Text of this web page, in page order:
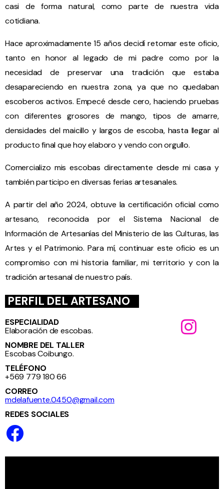
casi de forma natural, como parte de nuestra vida
cotidiana.
Hace aproximadamente 15 años decidí retomar este oficio,
tanto en honor al legado de mi padre como por la
necesidad de preservar una tradición que estaba
desapareciendo en nuestra zona, ya que no quedaban
escoberos activos. Empecé desde cero, haciendo pruebas
con diferentes grosores de mango, tipos de amarre,
densidades del maicillo y largos de escoba, hasta llegar al
producto final que hoy elaboro y vendo con orgullo.
Comercializo mis escobas directamente desde mi casa y
también participo en diversas ferias artesanales.
A partir del año 2024, obtuve la certificación oficial como
artesano, reconocida por el Sistema Nacional de
Información de Artesanías del Ministerio de las Culturas, las
Artes y el Patrimonio. Para mí, continuar este oficio es un
compromiso con mi historia familiar, mi territorio y con la
tradición artesanal de nuestro país.
PERFIL DEL ARTESANO
ESPECIALIDAD
Elaboración de escobas.
NOMBRE DEL TALLER
Escobas Coibungo.
TELÉFONO
+569 779 180 66
CORREO
mdelafuente.0450@gmail.com
REDES SOCIALES